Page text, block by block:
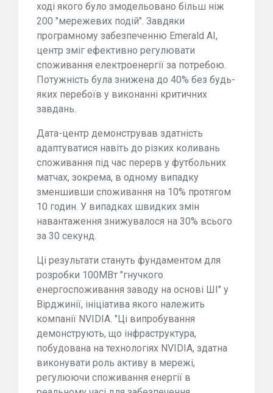
ході якого було змодельовано більш ніж
200 "мережевих подій". Завдяки
програмному забезпеченню Emerald AI,
центр зміг ефективно регулювати
споживання електроенергії за потребою.
Потужність була знижена до 40% без будь-
яких перебоїв у виконанні критичних
завдань.
Дата-центр демонстрував здатність
адаптуватися навіть до різких коливань
споживання під час перерв у футбольних
матчах, зокрема, в одному випадку
зменшивши споживання на 10% протягом
10 годин. У випадках швидких змін
навантаження знижувалося на 30% всього
за 30 секунд.
Ці результати стануть фундаментом для
розробки 100МВт "гнучкого
енергоспоживання заводу на основі ШІ" у
Вірджинії, ініціатива якого належить
компанії NVIDIA. "Ці випробування
демонструють, що інфраструктура,
побудована на технологіях NVIDIA, здатна
виконувати роль активу в мережі,
регулюючи споживання енергії в